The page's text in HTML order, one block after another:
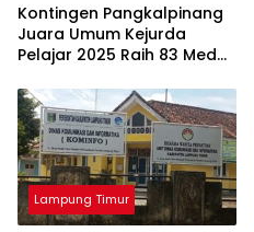
Kontingen Pangkalpinang
Juara Umum Kejurda
Pelajar 2025 Raih 83 Medali
Enam Daerah
Lampung Timur